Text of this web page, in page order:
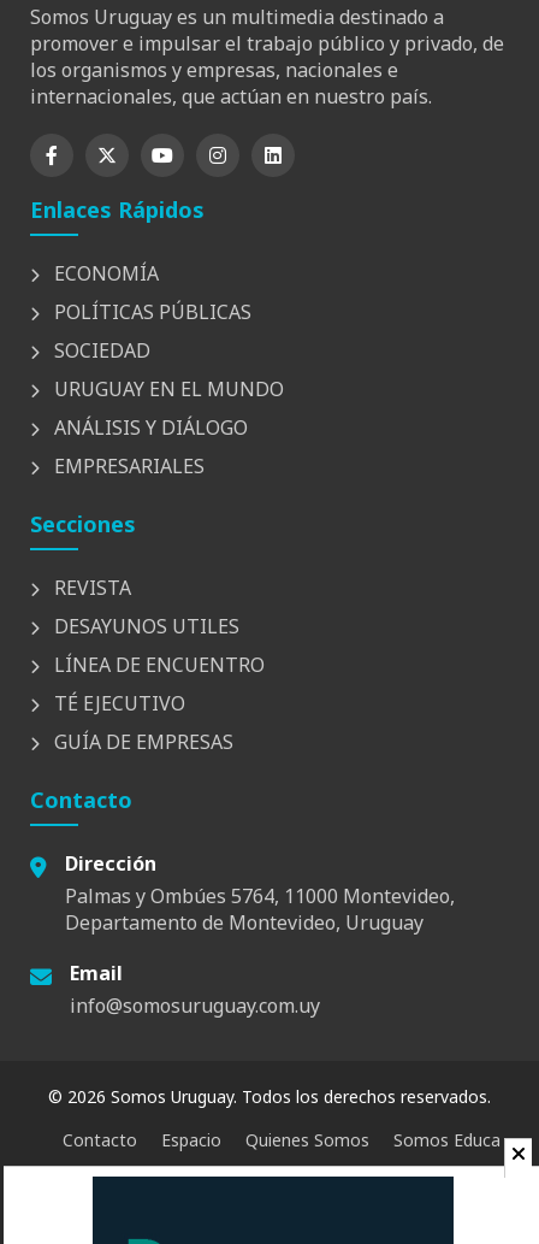
Somos Uruguay es un multimedia destinado a
promover e impulsar el trabajo público y privado, de
los organismos y empresas, nacionales e
internacionales, que actúan en nuestro país.
Enlaces Rápidos
ECONOMÍA
POLÍTICAS PÚBLICAS
SOCIEDAD
URUGUAY EN EL MUNDO
ANÁLISIS Y DIÁLOGO
EMPRESARIALES
Secciones
REVISTA
DESAYUNOS UTILES
LÍNEA DE ENCUENTRO
TÉ EJECUTIVO
GUÍA DE EMPRESAS
Contacto
Dirección
Palmas y Ombúes 5764, 11000 Montevideo,
Departamento de Montevideo, Uruguay
Email
info@somosuruguay.com.uy
© 2026 Somos Uruguay. Todos los derechos reservados.
Contacto
Espacio Quienes Somos Somos Educa